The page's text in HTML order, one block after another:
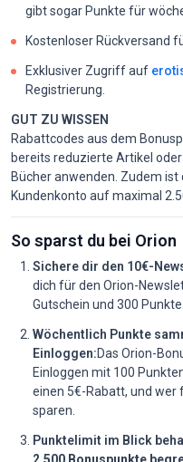
gibt sogar Punkte für
Kostenloser Rückversand
Exklusiver Zugriff auf
Registrierung.
GUT ZU WISSEN
Rabattcodes aus dem
bereits reduzierte Artikel
Bücher anwenden. Zudem
Kundenkonto auf maximal
So sparst du bei Orion
Sichere dir den 10€-
dich für den Orion-
Gutschein und 300 Punkte
Wöchentlich Punkte
Einloggen:Das Orion-
Einloggen mit 100
einen 5€-Rabatt, und wer
sparen.
Punktelimit im Blick